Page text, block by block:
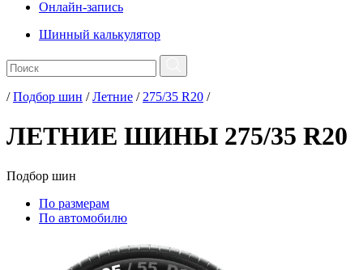
Онлайн-запись
Шинный калькулятор
/Подбор шин /Летние / 275/35 R20 /
ЛЕТНИЕ ШИНЫ 275/35 R20
Подбор шин
По размерам
По автомобилю